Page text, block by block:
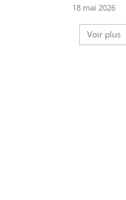
18 mai 2026
Voir plus